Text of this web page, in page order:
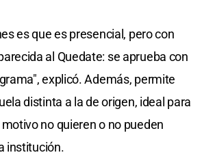
es que es presencial, pero con
al Quedate: se aprueba con
explicó. Además, permite
distinta a la de origen, ideal para
no quieren o no pueden
institución.